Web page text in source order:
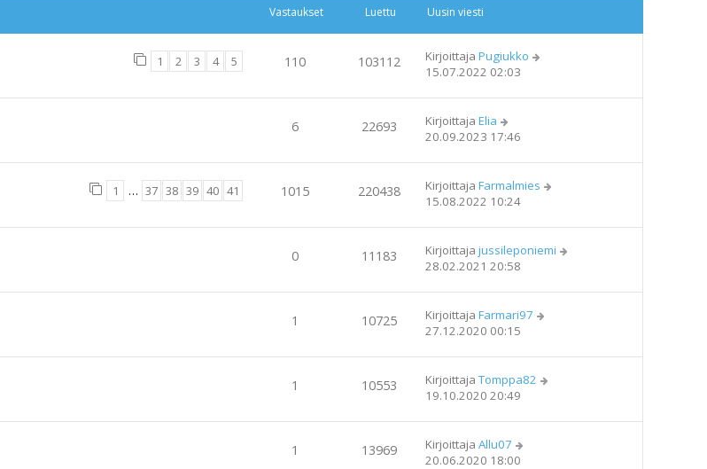
Vastaukset Luettu Uusin viesti
1 2 3 4 5 110 103112 Kirjoittaja Pugiukko
15.07.2022 02:03
6 22693 Kirjoittaja Elia
20.09.2023 17:46
1 … 37 38 39 40 41 1015 220438 Kirjoittaja Farmalmies
15.08.2022 10:24
0 11183 Kirjoittaja jussileponiemi
28.02.2021 20:58
1 10725 Kirjoittaja Farmari97
27.12.2020 00:15
1 10553 Kirjoittaja Tomppa82
19.10.2020 20:49
1 13969 Kirjoittaja Allu07
20.06.2020 18:00